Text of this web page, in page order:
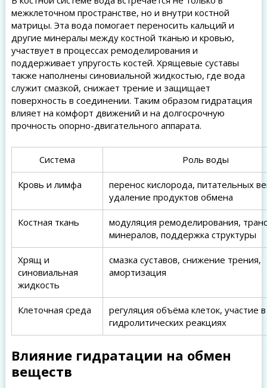
межклеточном пространстве, но и внутри костной
матрицы. Эта вода помогает переносить кальций и
другие минералы между костной тканью и кровью,
участвует в процессах ремоделирования и
поддерживает упругость костей. Хрящевые суставы
также наполнены синовиальной жидкостью, где вода
служит смазкой, снижает трение и защищает
поверхность в соединении. Таким образом гидратация
влияет на комфорт движений и на долгосрочную
прочность опорно-двигательного аппарата.
Система Роль воды
Кровь и лимфа
перенос кислорода, питательных
удаление продуктов обмена
Костная ткань
модуляция ремоделирования,
минералов, поддержка структуры
Хрящ и
синовиальная
жидкость
смазка суставов, снижение трения,
амортизация
Клеточная среда
регуляция объёма клеток, участие в
гидролитических реакциях
Влияние гидратации на обмен
веществ